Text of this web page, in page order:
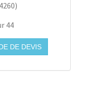
)
44
DE DEVIS